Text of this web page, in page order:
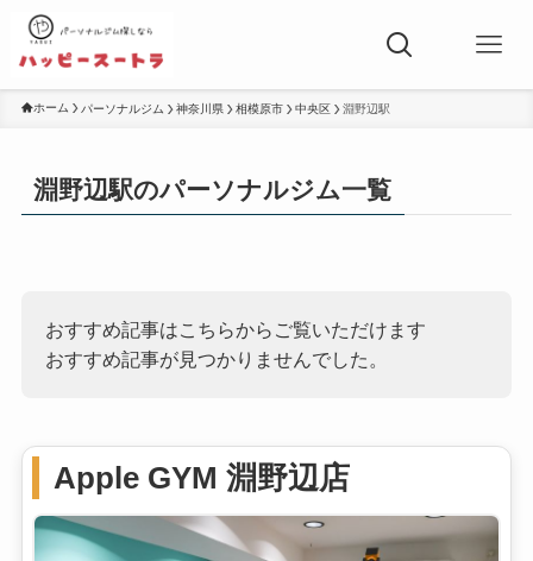
ホーム パーソナルジム 神奈川県 相模原市 中央区 淵野辺駅
淵野辺駅のパーソナルジム一覧
おすすめ記事はこちらからご覧いただけます
おすすめ記事が見つかりませんでした。
Apple GYM 淵野辺店